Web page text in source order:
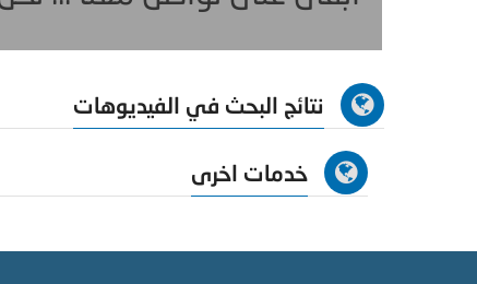
نتائج البحث في الفيديوهات
خدمات اخرى